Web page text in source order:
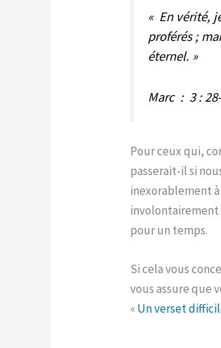
« En vérité,
proférés ;
éternel. »
Marc : 3 :
Pour ceux qui,
passerait-il si
inexorablement
involontairement
pour un temps.
Si cela vous
vous assure que
« Un verset